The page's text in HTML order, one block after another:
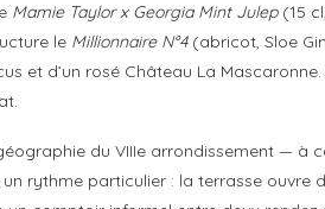
Mamie Taylor x Georgia Mint Julep(15
le Millionnaire N°4(abricot, Sloe
et d’un rosé Château La Mascaronne.
du VIIIe arrondissement —
rythme particulier : la terrasse